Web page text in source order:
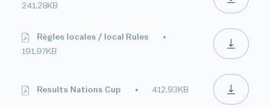
241.28KB
Règles locales / local Rules
191.97KB
Results Nations Cup 412.93KB